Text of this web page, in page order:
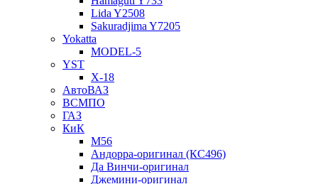
Lida Y2508
Sakuradjima Y7205
Yokatta
MODEL-5
YST
X-18
АвтоВАЗ
ВСМПО
ГАЗ
КиК
M56
Андорра-оригинал (КС496)
Да Винчи-оригинал
Джемини-оригинал